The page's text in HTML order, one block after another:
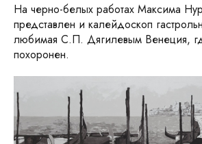
На черно-белых работах Максима
представлен и калейдоскоп
любимая С.П. Дягилевым Венеция,
похоронен.